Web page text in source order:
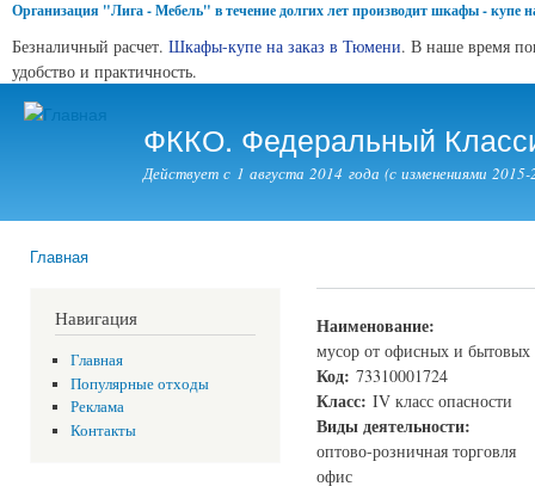
Организация "Лига - Мебель" в течение долгих лет производит шкафы - купе
Безналичный расчет. Шкафы-купе на заказ в Тюмени. В наше время
удобство и практичность.
ФККО. Федеральный
Действует с 1 августа 2014 года (с изменениями 2015-
Главная
Навигация
Главная
Популярные отходы
Реклама
Контакты
Наименование:
мусор от офисных и
Код: 73310001724
Класс: IV класс опасности
Виды деятельности:
оптово-розничная торговля
офис